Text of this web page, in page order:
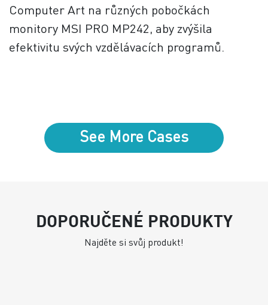
Computer Art na různých pobočkách
monitory MSI PRO MP242, aby zvýšila
efektivitu svých vzdělávacích programů.
See More Cases
DOPORUČENÉ PRODUKTY
Najděte si svůj produkt!